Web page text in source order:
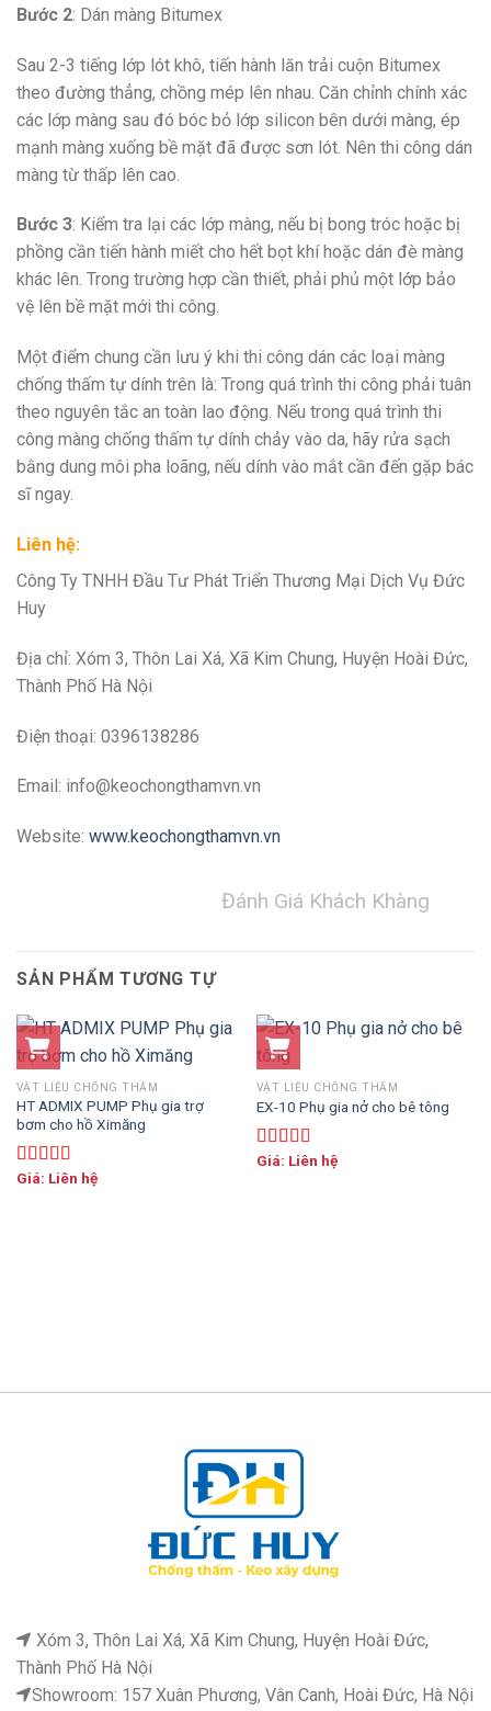
Bước 2: Dán màng Bitumex
Sau 2-3 tiếng lớp lót khô, tiến hành lăn trải cuộn Bitumex
theo đường thẳng, chồng mép lên nhau. Căn chỉnh chính xác
các lớp màng sau đó bóc bỏ lớp silicon bên dưới màng, ép
mạnh màng xuống bề mặt đã được sơn lót. Nên thi công dán
màng từ thấp lên cao.
Bước 3: Kiểm tra lại các lớp màng, nếu bị bong tróc hoặc bị
phồng cần tiến hành miết cho hết bọt khí hoặc dán đè màng
khác lên. Trong trường hợp cần thiết, phải phủ một lớp bảo
vệ lên bề mặt mới thi công.
Một điểm chung cần lưu ý khi thi công dán các loại màng
chống thấm tự dính trên là: Trong quá trình thi công phải tuân
theo nguyên tắc an toàn lao động. Nếu trong quá trình thi
công màng chống thấm tự dính chảy vào da, hãy rửa sạch
bằng dung môi pha loãng, nếu dính vào mắt cần đến gặp bác
sĩ ngay.
Liên hệ:
Công Ty TNHH Đầu Tư Phát Triển Thương Mại Dịch Vụ Đức
Huy
Địa chỉ: Xóm 3, Thôn Lai Xá, Xã Kim Chung, Huyện Hoài Đức,
Thành Phố Hà Nội
Điện thoại: 0396138286
Email: info@keochongthamvn.vn
Website: www.keochongthamvn.vn
Đánh Giá Khách Khàng
SẢN PHẨM TƯƠNG TỰ
VẬT LIỆU CHỐNG THẤM
HT ADMIX PUMP Phụ gia trợ
bơm cho hồ Ximăng
Được xếp
Giá: Liên hệ
VẬT LIỆU CHỐNG THẤM
EX-10 Phụ gia nở cho bê tông
Được xếp
Giá: Liên hệ
Xóm 3, Thôn Lai Xá, Xã Kim Chung, Huyện Hoài Đức,
Thành Phố Hà Nội
Showroom: 157 Xuân Phương, Vân Canh, Hoài Đức, Hà Nội